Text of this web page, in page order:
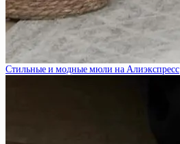
Стильные и модные мюли на Алиэкспресс